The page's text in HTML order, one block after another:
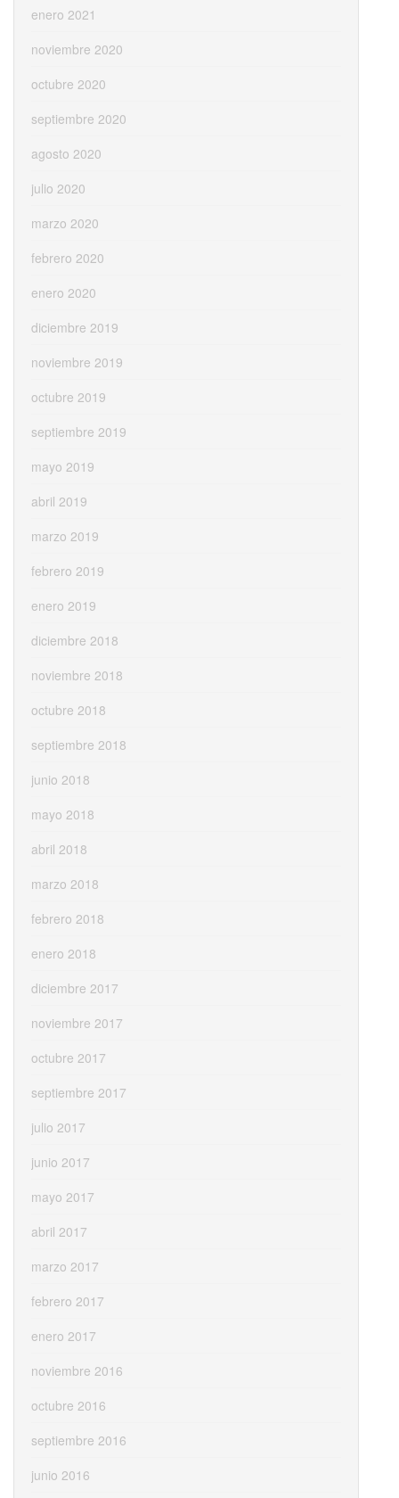
enero 2021
noviembre 2020
octubre 2020
septiembre 2020
agosto 2020
julio 2020
marzo 2020
febrero 2020
enero 2020
diciembre 2019
noviembre 2019
octubre 2019
septiembre 2019
mayo 2019
abril 2019
marzo 2019
febrero 2019
enero 2019
diciembre 2018
noviembre 2018
octubre 2018
septiembre 2018
junio 2018
mayo 2018
abril 2018
marzo 2018
febrero 2018
enero 2018
diciembre 2017
noviembre 2017
octubre 2017
septiembre 2017
julio 2017
junio 2017
mayo 2017
abril 2017
marzo 2017
febrero 2017
enero 2017
noviembre 2016
octubre 2016
septiembre 2016
junio 2016